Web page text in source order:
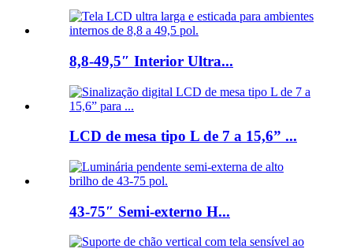
8,8-49,5″ Interior Ultra...
LCD de mesa tipo L de 7 a 15,6” ...
43-75″ Semi-externo H...